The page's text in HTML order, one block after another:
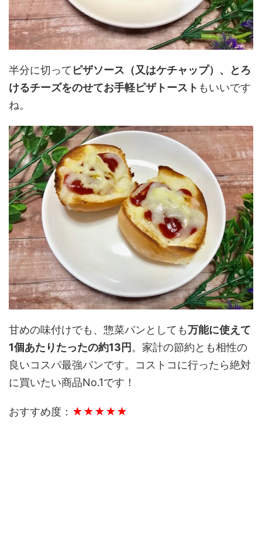
半分に切って ピザソース（又はケチャップ）、とろ
けるチーズをのせてお手軽ピザトースト もいいです
ね。
甘めの味付けでも、惣菜パンとしても万能に使えて
1個あたりたったの約13円。家計の節約とも相性の
良いコスパ最強パンです。コストコに行ったら絶対
に買いたい商品No.1です！
おすすめ度： ★★★★★